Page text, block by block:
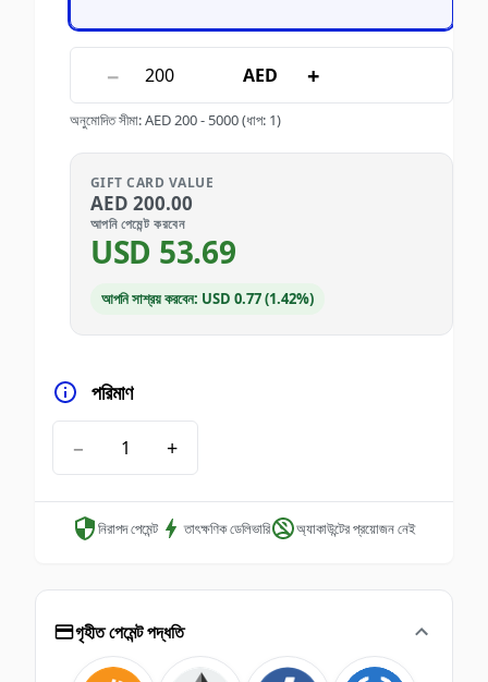
− AED +
অনুমোদিত সীমা:AED200- 5000(ধাপ: 1)
GIFT CARD VALUE
AED 200.00
আপনি পেমেন্ট করবেন
USD 53.69
আপনি সাশ্রয় করবেন: USD 0.77 (1.42%)
পরিমাণ
− +
নিরাপদ পেমেন্ট তাৎক্ষণিক ডেলিভারি অ্যাকাউন্টের প্রয়োজন নেই
গৃহীত পেমেন্ট পদ্ধতি